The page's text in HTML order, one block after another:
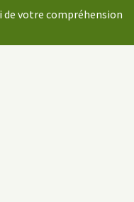
de votre compréhension